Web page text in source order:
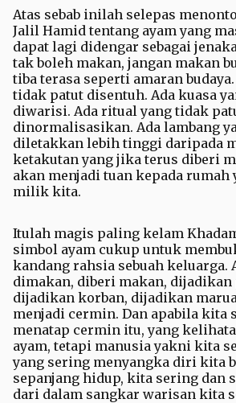
Atas sebab inilah selepas
Jalil Hamid tentang ayam yang
dapat lagi didengar sebagai
tak boleh makan, jangan makan
tiba terasa seperti amaran
tidak patut disentuh. Ada kuasa
diwarisi. Ada ritual yang tidak
dinormalisasikan. Ada lambang
diletakkan lebih tinggi daripada
ketakutan yang jika terus diberi
akan menjadi tuan kepada rumah
milik kita.
Itulah magis paling kelam
simbol ayam cukup untuk
kandang rahsia sebuah keluarga.
dimakan, diberi makan, dijadikan
dijadikan korban, dijadikan
menjadi cermin. Dan apabila kita
menatap cermin itu, yang
ayam, tetapi manusia yakni kita
yang sering menyangka diri kita
sepanjang hidup, kita sering dan
dari dalam sangkar warisan kita